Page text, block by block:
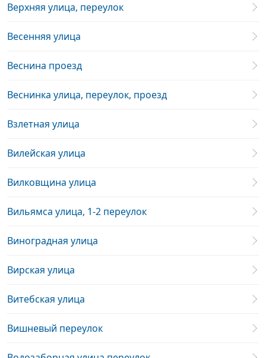
Верхняя улица, переулок
Весенняя улица
Веснина проезд
Веснинка улица, переулок, проезд
Взлетная улица
Вилейская улица
Вилковщина улица
Вильямса улица, 1-2 переулок
Виноградная улица
Вирская улица
Витебская улица
Вишневый переулок